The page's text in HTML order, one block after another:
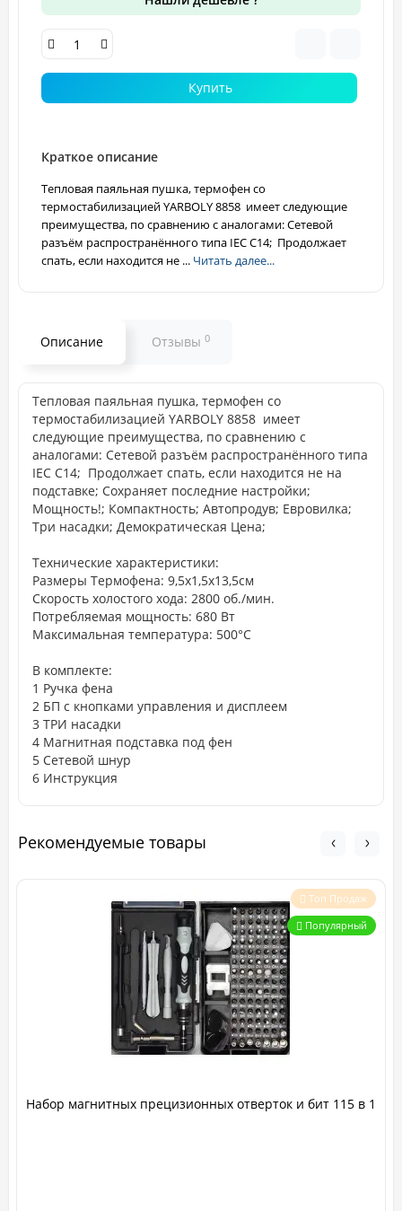
Купить
Краткое описание
Тепловая паяльная пушка, термофен со
термостабилизацией YARBOLY 8858 имеет следующие
преимущества, по сравнению с аналогами: Сетевой
разъём распространённого типа IEC C14; Продолжает
спать, если находится не ... Читать далее...
Описание Отзывы 0
Тепловая паяльная пушка, термофен со
термостабилизацией YARBOLY 8858 имеет
следующие преимущества, по сравнению с
аналогами: Сетевой разъём распространённого типа
IEC C14; Продолжает спать, если находится не на
подставке; Сохраняет последние настройки;
Мощность!; Компактность; Автопродув; Евровилка;
Три насадки; Демократическая Цена;
Технические характеристики:
Размеры Термофена: 9,5х1,5х13,5см
Скорость холостого хода: 2800 об./мин.
Потребляемая мощность: 680 Вт
Максимальная температура: 500°C
В комплекте:
1 Ручка фена
2 БП с кнопками управления и дисплеем
3 ТРИ насадки
4 Магнитная подставка под фен
5 Сетевой шнур
6 Инструкция
Рекомендуемые товары
Топ Продаж
Популярный
Набор магнитных прецизионных отверток и бит 115 в 1